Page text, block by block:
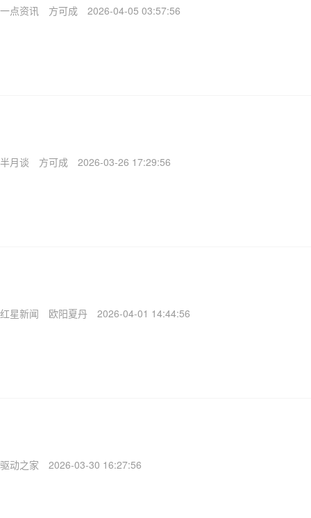
一点资讯 方可成 2026-04-05 03:57:56
半月谈 方可成 2026-03-26 17:29:56
红星新闻 欧阳夏丹 2026-04-01 14:44:56
驱动之家 2026-03-30 16:27:56